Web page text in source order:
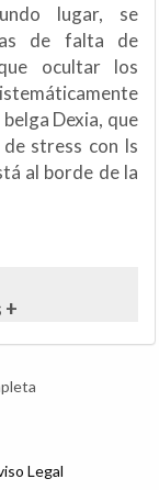
lugar, se
de falta de
ocultar los
Dexia, que
de stress con ls
al borde de la
+
Legal